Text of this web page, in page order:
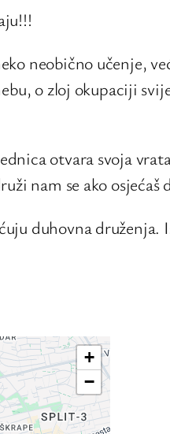
neobično učenje,
o zloj okupaciji
otvara svoja
nam se ako osjećaš
duhovna druženja.
+
−